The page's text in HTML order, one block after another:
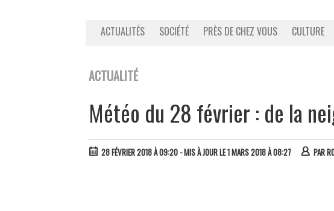
ACTUALITÉS SOCIÉTÉ PRÈS DE CHEZ VOUS CULTURE
ACTUALITÉ
Météo du 28 février : de la
28 FÉVRIER 2018 À 09:20 - MIS À JOUR LE 1 MARS 2018 À 08:27 PAR